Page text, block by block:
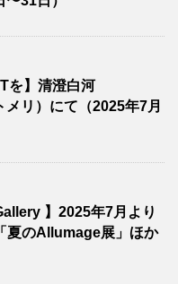
を】清澄白河
メリ）にて（2025年7月
】2025年7月より
夏のAllumage展」ほか